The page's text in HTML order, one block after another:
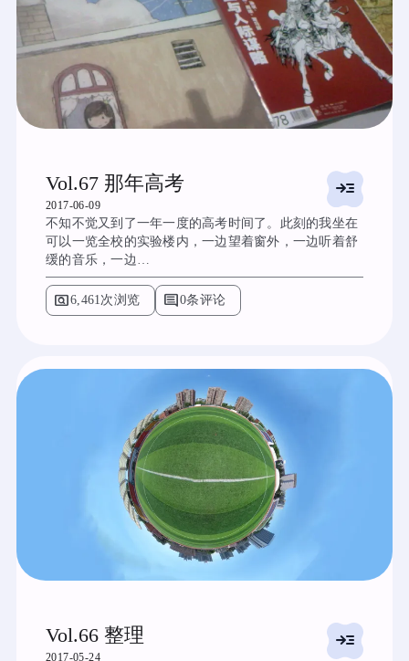
Vol.67 那年高考
2017-06-09
read_more
不知不觉又到了一年一度的高考时间了。此刻的我坐在
可以一览全校的实验楼内，一边望着窗外，一边听着舒
缓的音乐，一边…
pageview6,461次浏览 comment0条评论
Vol.66 整理
2017-05-24
read_more